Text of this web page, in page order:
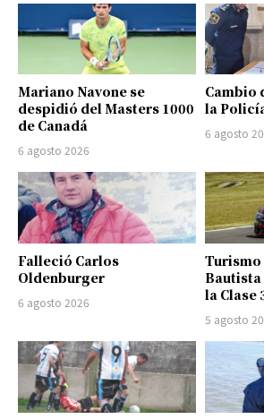
Mariano Navone se
despidió del Masters 1000
de Canadá
6 agosto 2026
Cambio
la
6 agosto
Falleció Carlos
Oldenburger
6 agosto 2026
Turismo
Bautista
la Clase
5 agosto